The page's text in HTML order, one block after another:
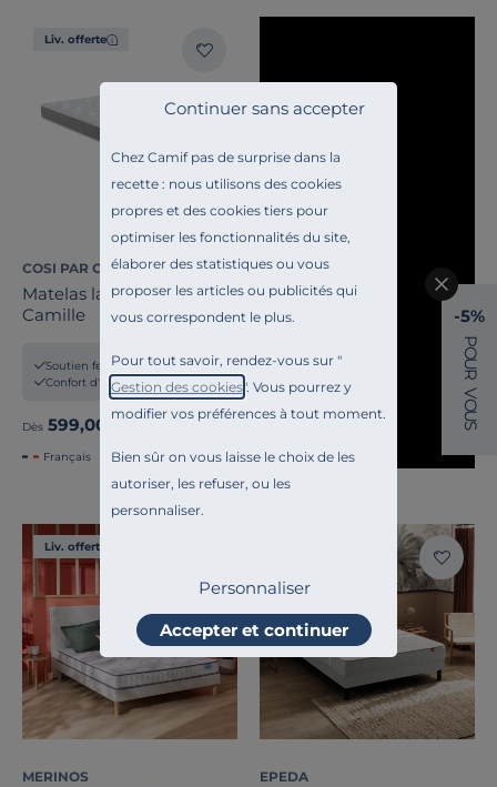
Chez Camif pas de surprise dans la
recette : nous utilisons des cookies
propres et des cookies tiers pour
optimiser les fonctionnalités du site,
élaborer des statistiques ou vous
proposer les articles ou publicités qui
vous correspondent le plus.
Pour tout savoir, rendez-vous sur "
Gestion des cookies". Vous pourrez y
modifier vos préférences à tout moment.
Bien sûr on vous laisse le choix de les
autoriser, les refuser, ou les
personnaliser.
Continuer sans accepter
Personnaliser
Accepter et continuer
Liv. offerte
COSI PAR CAMIF
Matelas latex 19,5 cm
Camille
Soutien ferme
Confort d'accueil tonique
Dès 599,00 €
Français
Liv. offerte
MERINOS EPEDA
-5%
P
O
U
R
V
O
U
S